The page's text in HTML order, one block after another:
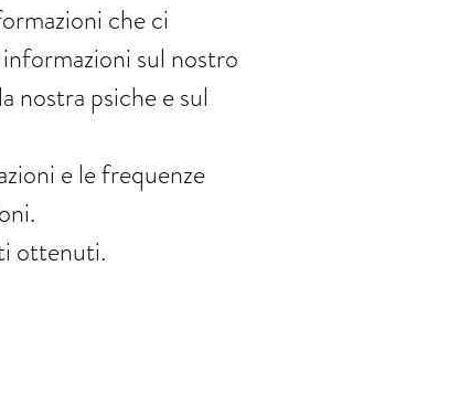
che ci
sul nostro
nostra psiche e sul
e le frequenze
ottenuti.